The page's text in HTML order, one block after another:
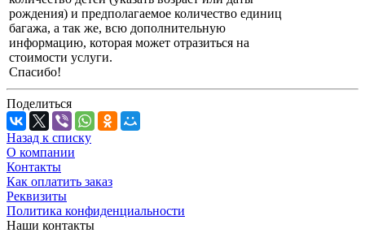
рождения) и предполагаемое количество единиц
багажа, а так же, всю дополнительную
информацию, которая может отразиться на
стоимости услуги.
Спасибо!
Поделиться
Назад к списку
О компании
Контакты
Как оплатить заказ
Реквизиты
Политика конфиденциальности
Наши контакты